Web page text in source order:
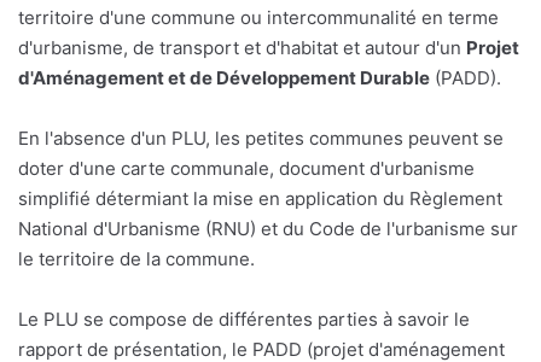
territoire d'une commune ou intercommunalité en terme
d'urbanisme, de transport et d'habitat et autour d'un Projet
d'Aménagement et de Développement Durable (PADD).
En l'absence d'un PLU, les petites communes peuvent se
doter d'une carte communale, document d'urbanisme
simplifié détermiant la mise en application du Règlement
National d'Urbanisme (RNU) et du Code de l'urbanisme sur
le territoire de la commune.
Le PLU se compose de différentes parties à savoir le
rapport de présentation, le PADD (projet d'aménagement